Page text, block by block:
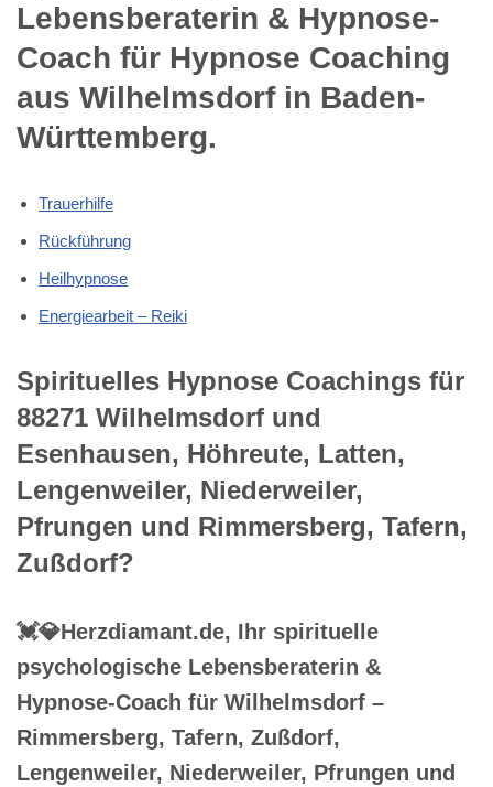
Lebensberaterin & Hypnose-
Coach für Hypnose Coaching
aus Wilhelmsdorf in Baden-
Württemberg.
Trauerhilfe
Rückführung
Heilhypnose
Energiearbeit – Reiki
Spirituelles Hypnose Coachings für
88271 Wilhelmsdorf und
Esenhausen, Höhreute, Latten,
Lengenweiler, Niederweiler,
Pfrungen und Rimmersberg, Tafern,
Zußdorf?
💓️💎Herzdiamant.de, Ihr spirituelle
psychologische Lebensberaterin &
Hypnose-Coach für Wilhelmsdorf –
Rimmersberg, Tafern, Zußdorf,
Lengenweiler, Niederweiler, Pfrungen und